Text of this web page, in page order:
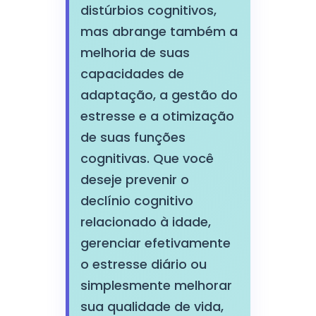
distúrbios cognitivos,
mas abrange também a
melhoria de suas
capacidades de
adaptação, a gestão do
estresse e a otimização
de suas funções
cognitivas. Que você
deseje prevenir o
declínio cognitivo
relacionado à idade,
gerenciar efetivamente
o estresse diário ou
simplesmente melhorar
sua qualidade de vida,